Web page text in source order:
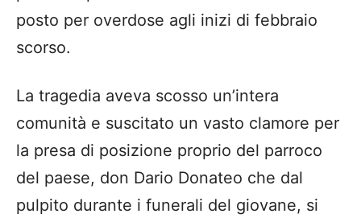
posto per overdose agli inizi di febbraio
scorso.
La tragedia aveva scosso un’intera
comunità e suscitato un vasto clamore per
la presa di posizione proprio del parroco
del paese, don Dario Donateo che dal
pulpito durante i funerali del giovane, si